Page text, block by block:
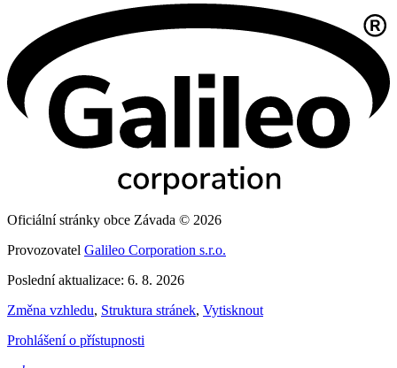
Oficiální stránky obce Závada © 2026
Provozovatel Galileo Corporation s.r.o.
Poslední aktualizace: 6. 8. 2026
Změna vzhledu, Struktura stránek, Vytisknout
Prohlášení o přístupnosti